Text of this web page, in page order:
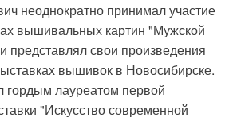
неоднократно принимал участие
вышивальных картин "Мужской
представлял свои произведения
вышивок в Новосибирске.
гордым лауреатом первой
"Искусство современной